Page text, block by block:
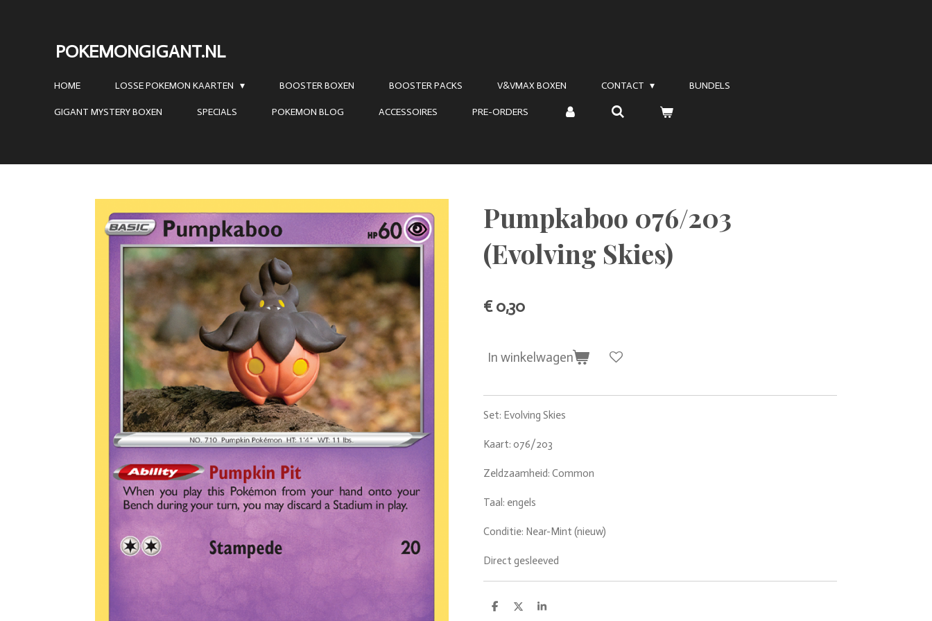
hoofdinhoud
POKEMONGIGANT.NL
HOME LOSSE POKEMON KAARTEN BOOSTER BOXEN BOOSTER PACKS V&VMAX BOXEN CONTACT BUNDELS
GIGANT MYSTERY BOXEN SPECIALS POKEMON BLOG ACCESSOIRES PRE-ORDERS
Pumpkaboo 076/203
(Evolving Skies)
€ 0,30
In winkelwagen
Set: Evolving Skies
Kaart: 076/203
Zeldzaamheid: Common
Taal: engels
Conditie: Near-Mint (nieuw)
Direct gesleeved
D
D
S